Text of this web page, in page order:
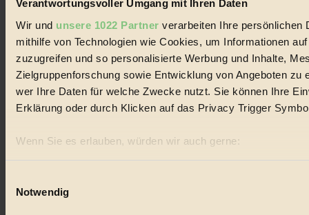
Verantwortungsvoller Umgang mit Ihren Daten
Wir und unsere 1022 Partner verarbeiten Ihre persönlichen
mithilfe von Technologien wie Cookies, um Informationen
zuzugreifen und so personalisierte Werbung und Inhalte,
Zielgruppenforschung sowie Entwicklung von Angeboten zu
wer Ihre Daten für welche Zwecke nutzt. Sie können Ihre
Erklärung oder durch Klicken auf das Privacy Trigger
Wenn Sie es erlauben, würden wir auch gerne:
Informationen über Ihre geografische Lage erfassen,
Ihr Gerät durch aktives Scannen nach bestimmten
Notwendig
Max La Mannas Vegane Zero-Waste-
Rezepte
Wer möchte, kann versuchen, zu verzichten...